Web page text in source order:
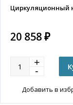
Циркуляционный
20 858 ₽
Добавить в